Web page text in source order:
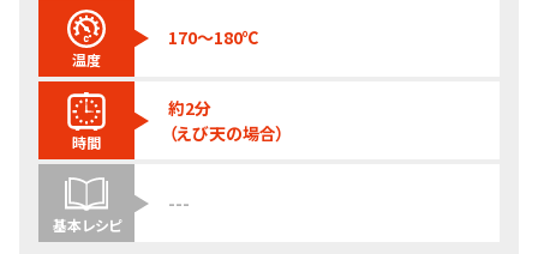
温度
170～180℃
時間
約2分
（えび天の場合）
基本レシピ
---